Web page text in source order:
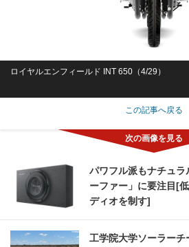
ロイヤルエンフィールド INT 650（4/29）
この記事へ戻る
パワフル派もナチュ
ーファー」に要注目[
ディオを制す]
工学院大学ソーラー